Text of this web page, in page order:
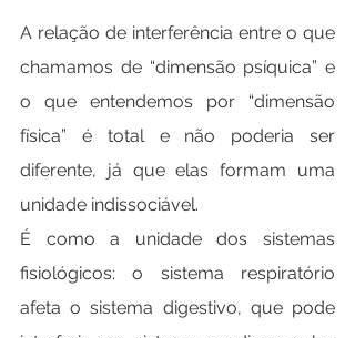
A relação de interferência entre o que
chamamos de “dimensão psíquica” e
o que entendemos por “dimensão
física” é total e não poderia ser
diferente, já que elas formam uma
unidade indissociável.
É como a unidade dos sistemas
fisiológicos: o sistema respiratório
afeta o sistema digestivo, que pode